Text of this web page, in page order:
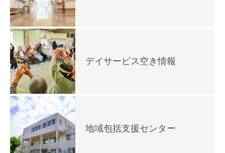
デイサービス空き情報
地域包括支援センター